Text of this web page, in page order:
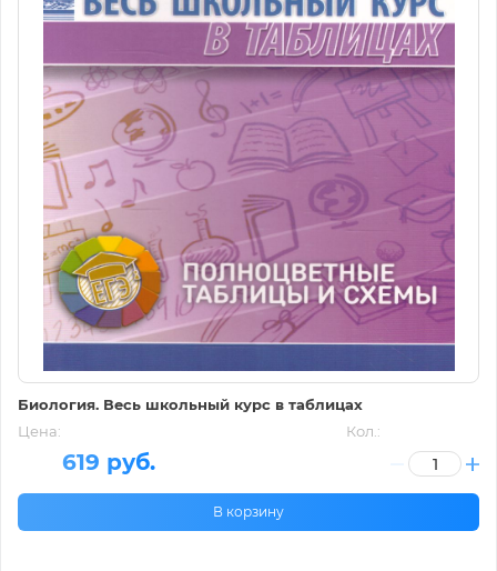
Биология. Весь школьный курс в таблицах
Цена:
619 руб.
Кол.:
В корзину